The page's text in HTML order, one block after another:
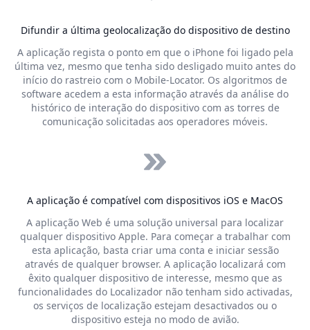
Difundir a última geolocalização do dispositivo de destino
A aplicação regista o ponto em que o iPhone foi ligado pela
última vez, mesmo que tenha sido desligado muito antes do
início do rastreio com o Mobile-Locator. Os algoritmos de
software acedem a esta informação através da análise do
histórico de interação do dispositivo com as torres de
comunicação solicitadas aos operadores móveis.
A aplicação é compatível com dispositivos iOS e MacOS
A aplicação Web é uma solução universal para localizar
qualquer dispositivo Apple. Para começar a trabalhar com
esta aplicação, basta criar uma conta e iniciar sessão
através de qualquer browser. A aplicação localizará com
êxito qualquer dispositivo de interesse, mesmo que as
funcionalidades do Localizador não tenham sido activadas,
os serviços de localização estejam desactivados ou o
dispositivo esteja no modo de avião.